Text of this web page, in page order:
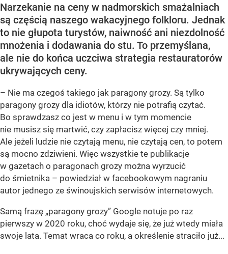
Narzekanie na ceny w nadmorskich smażalniach
są częścią naszego wakacyjnego folkloru. Jednak
to nie głupota turystów, naiwność ani niezdolność
mnożenia i dodawania do stu. To przemyślana,
ale nie do końca uczciwa strategia restauratorów
ukrywających ceny.
– Nie ma czegoś takiego jak paragony grozy. Są tylko
paragony grozy dla idiotów, którzy nie potrafią czytać.
Bo sprawdzasz co jest w menu i w tym momencie
nie musisz się martwić, czy zapłacisz więcej czy mniej.
Ale jeżeli ludzie nie czytają menu, nie czytają cen, to potem
są mocno zdziwieni. Więc wszystkie te publikacje
w gazetach o paragonach grozy można wyrzucić
do śmietnika – powiedział w facebookowym nagraniu
autor jednego ze świnoujskich serwisów internetowych.
Samą frazę „paragony grozy” Google notuje po raz
pierwszy w 2020 roku, choć wydaje się, że już wtedy miała
swoje lata. Temat wraca co roku, a określenie straciło już...